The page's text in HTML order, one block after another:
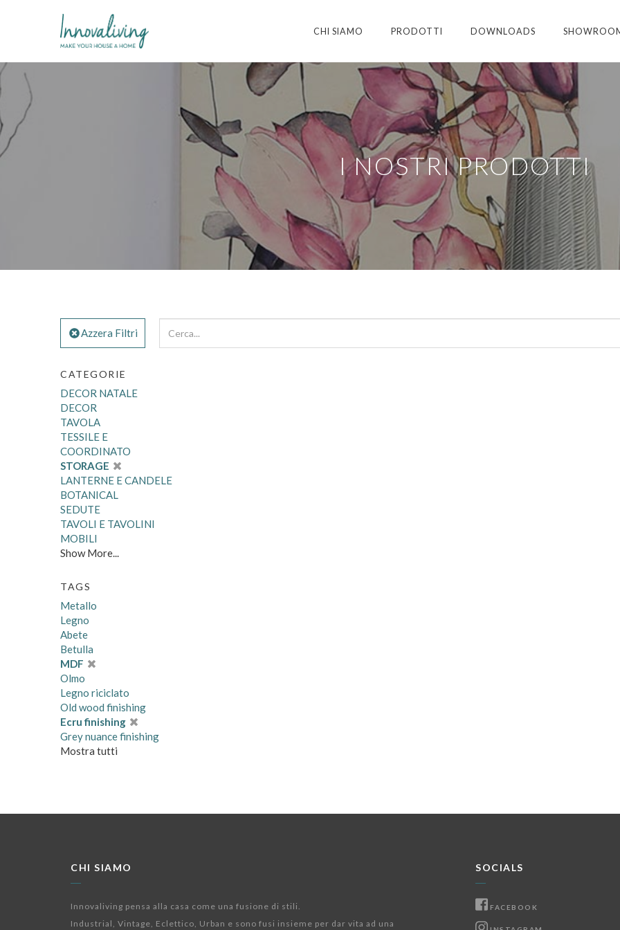
CHI SIAMO PRODOTTI DOWNLOADS
I NOSTRI PRODOTTI
Azzera Filtri
CATEGORIE
DECOR NATALE
DECOR
TAVOLA
TESSILE E
COORDINATO
STORAGE
LANTERNE E CANDELE
BOTANICAL
SEDUTE
TAVOLI E TAVOLINI
MOBILI
Show More...
TAGS
Metallo
Legno
Abete
Betulla
MDF
Olmo
Legno riciclato
Old wood finishing
Ecru finishing
Grey nuance finishing
Mostra tutti
CHI SIAMO
Innovaliving pensa alla casa come una fusione di stili.
Industrial, Vintage, Eclettico, Urban e sono fusi insieme per dar vita ad una
SOCIALS
FACEBOOK